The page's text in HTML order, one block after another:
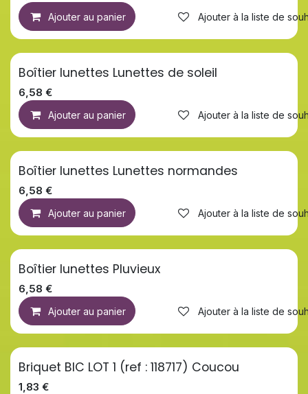
Ajouter au panier Ajouter à la liste de
Boîtier lunettes Lunettes de soleil
6,58 €
Ajouter au panier Ajouter à la liste de
Boîtier lunettes Lunettes normandes
6,58 €
Ajouter au panier Ajouter à la liste de
Boîtier lunettes Pluvieux
6,58 €
Ajouter au panier Ajouter à la liste de
Briquet BIC LOT 1 (ref : 118717) Coucou
1,83 €